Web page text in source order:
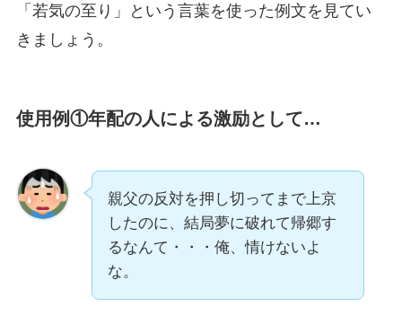
「若気の至り」という言葉を使った例文を見てい
きましょう。
使用例①年配の人による激励として…
親父の反対を押し切ってまで上京
したのに、結局夢に破れて帰郷す
るなんて・・・俺、情けないよ
な。